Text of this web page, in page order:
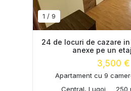
1 / 9
24 de locuri de cazare
anexe pe un
3,500 €
Apartament cu 9
Central, Lugoj
250